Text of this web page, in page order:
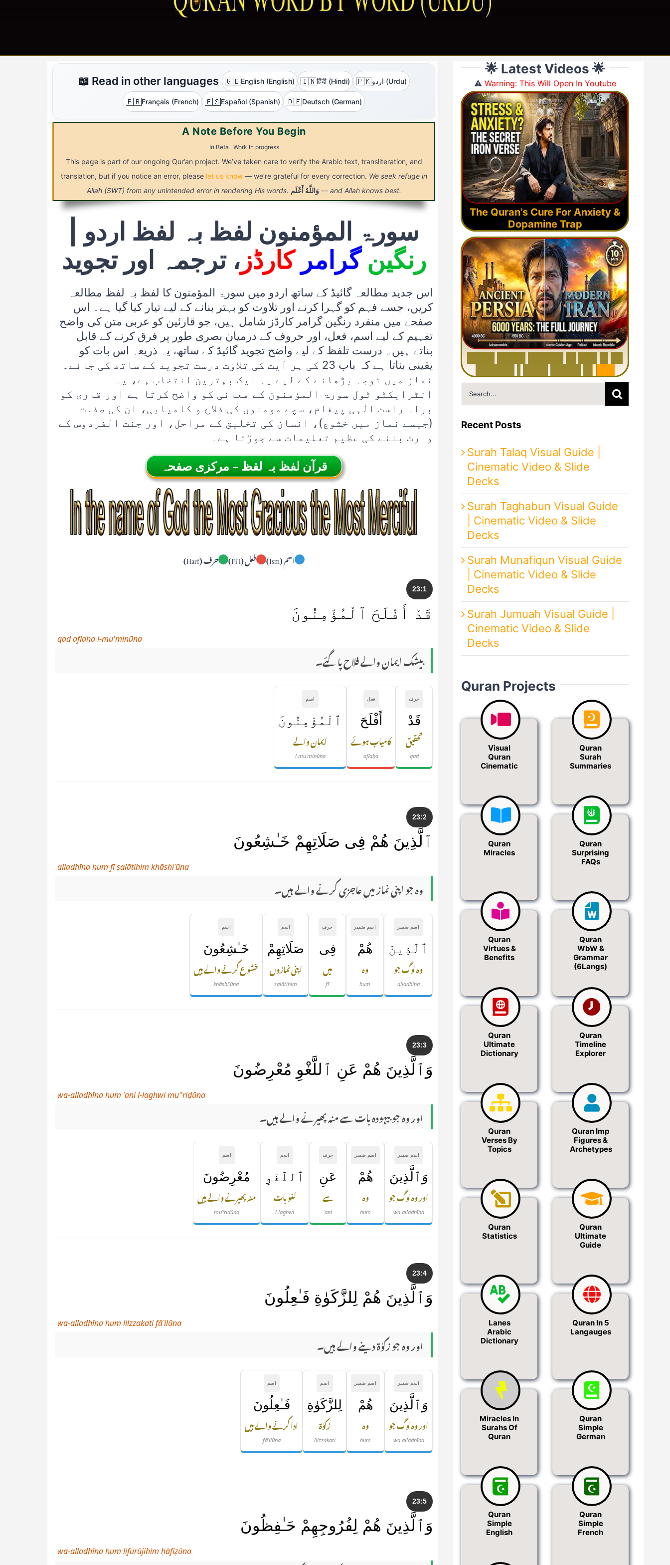
📖 Read in other languages 🇬🇧English (English) 🇮🇳हिंदी (Hindi) 🇵🇰 اردو (Urdu)
🇫🇷Français (French) 🇪🇸Español (Spanish) 🇩🇪Deutsch (German)
A Note Before You Begin
In Beta . Work In progress
This page is part of our ongoing Qur’an project. We’ve taken care to verify the Arabic text, transliteration, and
translation, but if you notice an error, please let us know — we’re grateful for every correction. We seek refuge in
Allah (SWT) from any unintended error in rendering His words.
وَاللَّهُ أَعْلَم — and Allah knows best.
سورۃ المؤمنون لفظ بہ لفظ اردو |
رنگین گرامر کارڈز ، ترجمہ اور تجوید
اس جدید مطالعہ گائیڈ کے ساتھ اردو میں سورۃ المؤمنون کا لفظ بہ لفظ مطالعہ
کریں، جسے فہم کو گہرا کرنے اور تلاوت کو بہتر بنانے کے لیے تیار کیا گیا ہے۔ اس
صفحے میں منفرد رنگین گرامر کارڈز شامل ہیں، جو قارئین کو عربی متن کی واضح
تفہیم کے لیے اسم، فعل، اور حروف کے درمیان بصری طور پر فرق کرنے کے قابل
بناتے ہیں۔ درست تلفظ کے لیے واضح تجوید گائیڈ کے ساتھ، یہ ذریعہ اس بات کو
یقینی بناتا ہے کہ باب 23 کی ہر آیت کی تلاوت درست تجوید کے ساتھ کی جائے۔
نماز میں توجہ بڑھانے کے لیے یہ ایک بہترین انتخاب ہے، یہ
انٹرایکٹو ٹول سورۃ المؤمنون کے معانی کو واضح کرتا ہے اور قاری کو
براہ راست الٰہی پیغام، سچے مومنوں کی فلاح و کامیابی، ان کی صفات
(جیسے نماز میں خشوع)، انسان کی تخلیق کے مراحل، اور جنت الفردوس کے
وارث بننے کی عظیم تعلیمات سے جوڑتا ہے۔
قرآن لفظ بہ لفظ – مرکزی صفحہ
اسم (Ism) فعل (Fi'l) حرف (Harf)
23:1
قَدْ أَفْلَحَ ٱلْمُؤْمِنُونَ
qad aflaḥa l-mu'minūna
بیشک ایمان والے فلاح پا گئے۔
حرف
قَدْ
تحقیق
qad
فعل
أَفْلَحَ
کامیاب ہوئے
aflaḥa
اسم
ٱلْمُؤْمِنُونَ
ایمان والے
l-mu'minūna
23:2
ٱلَّذِينَ هُمْ فِى صَلَاتِهِمْ خَـٰشِعُونَ
alladhīna hum fī ṣalātihim khāshiʿūna
وہ جو اپنی نماز میں عاجزی کرنے والے ہیں۔
اسم ضمیر
ٱلَّذِينَ
وہ لوگ جو
alladhīna
اسم ضمیر
هُمْ
وہ
hum
حرف
فِى
میں
fī
اسم
صَلَاتِهِمْ
اپنی نمازوں
ṣalātihim
اسم
خَـٰشِعُونَ
خشوع کرنے والے ہیں
khāshiʿūna
23:3
وَٱلَّذِينَ هُمْ عَنِ ٱللَّغْوِ مُعْرِضُونَ
wa-alladhīna hum ʿani l-laghwi muʿ'riḍūna
اور وہ جو بیہودہ بات سے منہ پھیرنے والے ہیں۔
اسم ضمیر
وَٱلَّذِينَ
اور وہ لوگ جو
wa-alladhīna
اسم ضمیر
هُمْ
وہ
hum
حرف
عَنِ
سے
ʿani
اسم
ٱللَّغْوِ
لغو بات
l-laghwi
اسم
مُعْرِضُونَ
منہ پھیرنے والے ہیں
muʿ'riḍūna
23:4
وَٱلَّذِينَ هُمْ لِلزَّكَوٰةِ فَـٰعِلُونَ
wa-alladhīna hum lilzzakati fāʿilūna
اور وہ جو زکوٰۃ دینے والے ہیں۔
اسم ضمیر
وَٱلَّذِينَ
اور وہ لوگ جو
wa-alladhīna
اسم ضمیر
هُمْ
وہ
hum
اسم
لِلزَّكَوٰةِ
زکوٰۃ
lilzzakati
اسم
فَـٰعِلُونَ
ادا کرنے والے ہیں
fāʿilūna
23:5
وَٱلَّذِينَ هُمْ لِفُرُوجِهِمْ حَـٰفِظُونَ
wa-alladhīna hum lifurūjihim ḥāfiẓūna
🌟 Latest Videos 🌟
⚠️Warning: This Will Open In Youtube
The Quran’s Cure For Anxiety &
Dopamine Trap
Search
for:
Recent Posts
Surah Talaq Visual Guide |
Cinematic Video & Slide
Decks
Surah Taghabun Visual Guide
| Cinematic Video & Slide
Decks
Surah Munafiqun Visual Guide
| Cinematic Video & Slide
Decks
Surah Jumuah Visual Guide |
Cinematic Video & Slide
Decks
Quran Projects
Visual
Quran
Cinematic
Quran
Surah
Summaries
Quran
Miracles
Quran
Surprising
FAQs
Quran
Virtues &
Benefits
Quran
WbW &
Grammar
(6Langs)
Quran
Ultimate
Dictionary
Quran
Timeline
Explorer
Quran
Verses By
Topics
Quran Imp
Figures &
Archetypes
Quran
Statistics
Quran
Ultimate
Guide
Lanes
Arabic
Dictionary
Quran In 5
Langauges
Miracles In
Surahs Of
Quran
Quran
Simple
German
Quran
Simple
English
Quran
Simple
French